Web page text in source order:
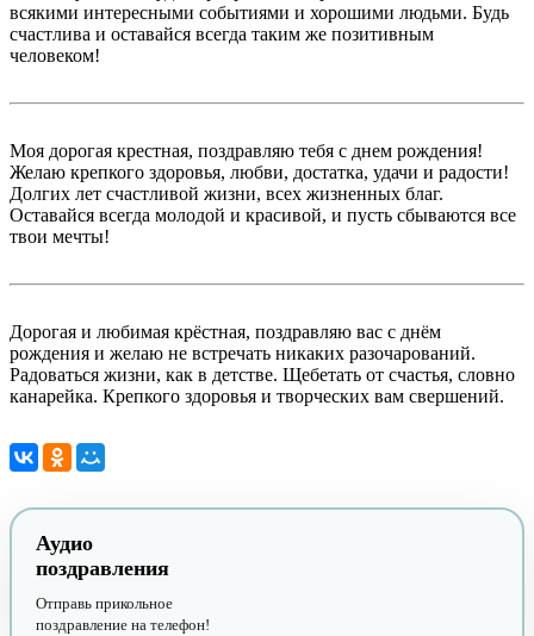
всякими интересными событиями и хорошими людьми. Будь
счастлива и оставайся всегда таким же позитивным
человеком!
Моя дорогая крестная, поздравляю тебя с днем рождения!
Желаю крепкого здоровья, любви, достатка, удачи и радости!
Долгих лет счастливой жизни, всех жизненных благ.
Оставайся всегда молодой и красивой, и пусть сбываются все
твои мечты!
Дорогая и любимая крёстная, поздравляю вас с днём
рождения и желаю не встречать никаких разочарований.
Радоваться жизни, как в детстве. Щебетать от счастья, словно
канарейка. Крепкого здоровья и творческих вам свершений.
Аудио
поздравления
Отправь прикольное
поздравление на телефон!